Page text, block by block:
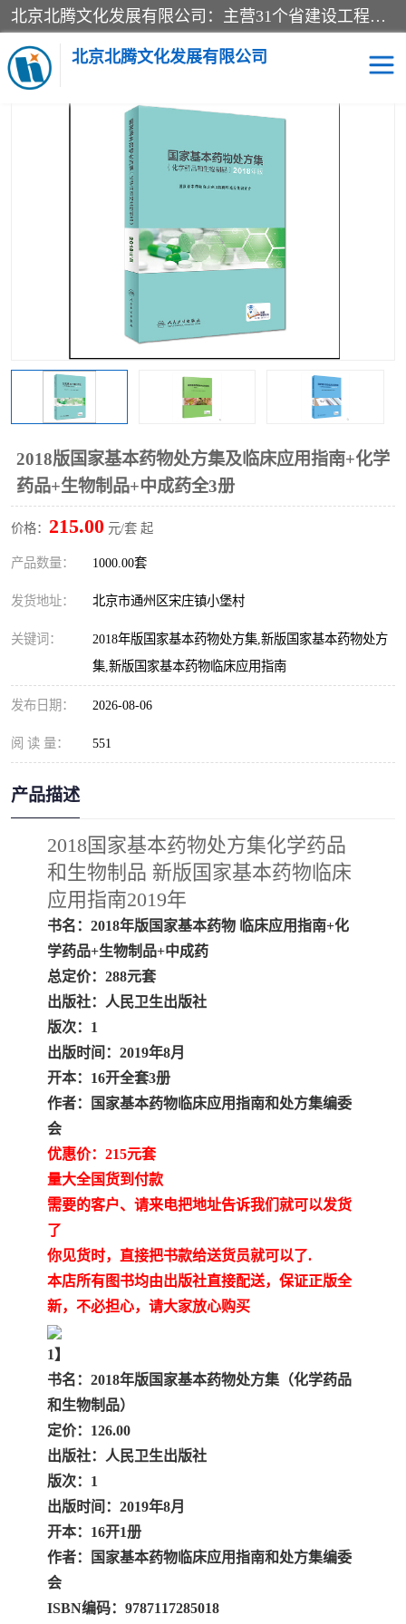
北京北腾文化发展有限公司：主营31个省建设工程预算书,工程预算软件,工程计价依据,工程造价定额,工程量清单计价定额,建设工程量消耗量定额,各行业工程预算定额,铁路定额,电力定额,矿山定额,*,黄金定额,钢铁企业检修定额,中石化安装检修定额,煤矿图书,医院书籍等.诚信的经营，在发展的同时公司不忘不断总结不断优化为客户的服务，和一如既往的热情赢得了新老客户的极高评价及青睐。
北京北腾文化发展有限公司
当前位置：首页>供应商机>医院图书> 2018版国家基本药物处方
集及临床应用指南+化学药品+生物制品+中成药全3册
2018版国家基本药物处方集及临床应用指南+化学
药品+生物制品+中成药全3册
价格： 215.00 元/套 起
产品数量： 1000.00套
发货地址： 北京市通州区宋庄镇小堡村
关键词：
2018年版国家基本药物处方集,新版国家基本药物处方
集,新版国家基本药物临床应用指南
发布日期： 2026-08-06
阅 读 量： 551
产品描述
2018国家基本药物处方集化学药品
和生物制品 新版国家基本药物临床
应用指南2019年
书名：2018年版国家基本药物 临床应用指南+化
学药品+生物制品+中成药
总定价：288元套
出版社：人民卫生出版社
版次：1
出版时间：2019年8月
开本：16开全套3册
作者：国家基本药物临床应用指南和处方集编委
会
优惠价：215元套
量大全国货到付款
需要的客户、请来电把地址告诉我们就可以发货
了
你见货时，直接把书款给送货员就可以了.
本店所有图书均由出版社直接配送，保证正版全
新，不必担心，请大家放心购买
1】
书名：2018年版国家基本药物处方集（化学药品
和生物制品）
定价：126.00
出版社：人民卫生出版社
版次：1
出版时间：2019年8月
开本：16开1册
作者：国家基本药物临床应用指南和处方集编委
会
ISBN编码：9787117285018
预算定额
铁路建设工程预算定额
电力行业工程预算定额
新石油化工检修定额 石油化工概算定额数据
石油建设安装工程预算定 长输管道工程检修维修预
山东省工程预算定额
电网技改,拆除,检修定额 炼油化工计价依据定额
信息通信建设工程预算定
额
火力发电机组检修定额
湖北建设工程消耗量定额
煤炭建设工程预算定额 钢铁检修工程预算定额
黄金矿山工程预算定额 冶金工业矿山建设工程预
算定额2
冶金工业建设工程预算定
额
人防工程预算定额
电子工程概预算定额
疏浚工程预算定额
吉林建设工程计价定额 辽宁省建筑工程预算定额
福建建设工程预算定额
辽宁省工程计价定额
江西省建筑工程预算定额
锅炉及压力容器规范国际
性规范ASME
湖北省建设工程预算定额
甘肃省建设工程预算定额
内蒙古建设工程预算定额
陕西建设工程消耗量定额
贵州水利水电定额 铁路概预算定额
青海省建筑工程消耗量定 西藏建筑工程计价定额
20kv及以下配电网工程定
广西建筑安装工程预算定
*考军校教材
海南省建设工程预算定额
电力工程预算概算定额
江苏省建设工程计价定额